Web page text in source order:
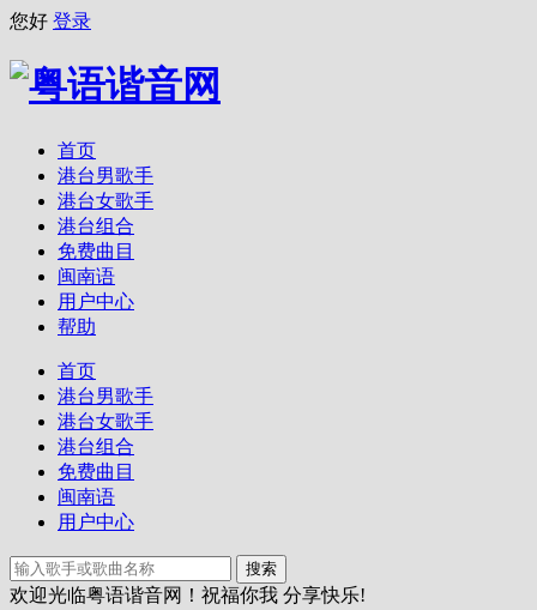
您好 登录
首页
港台男歌手
港台女歌手
港台组合
免费曲目
闽南语
用户中心
帮助
首页
港台男歌手
港台女歌手
港台组合
免费曲目
闽南语
用户中心
搜索
欢迎光临粤语谐音网！祝福你我 分享快乐!